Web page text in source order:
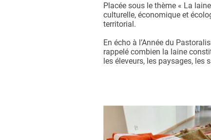
Placée sous le thème « La
culturelle, économique et
territorial.
En écho à l’Année du
rappelé combien la laine
les éleveurs, les paysages, les